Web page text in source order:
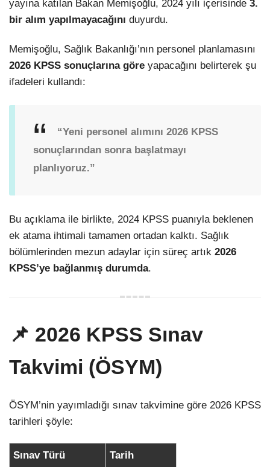
yayına katılan Bakan Memişoğlu, 2024 yılı içerisinde 3.
bir alım yapılmayacağını duyurdu.
Memişoğlu, Sağlık Bakanlığı’nın personel planlamasını
2026 KPSS sonuçlarına göre yapacağını belirterek şu
ifadeleri kullandı:
“Yeni personel alımını 2026 KPSS
sonuçlarından sonra başlatmayı
planlıyoruz.”
Bu açıklama ile birlikte, 2024 KPSS puanıyla beklenen
ek atama ihtimali tamamen ortadan kalktı. Sağlık
bölümlerinden mezun adaylar için süreç artık 2026
KPSS’ye bağlanmış durumda.
📌 2026 KPSS Sınav
Takvimi (ÖSYM)
ÖSYM’nin yayımladığı sınav takvimine göre 2026 KPSS
tarihleri şöyle:
Sınav Türü Tarih